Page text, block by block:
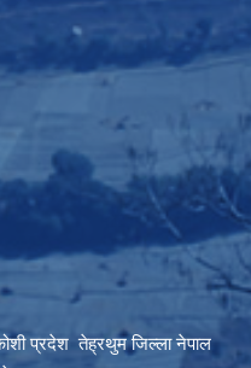
प्रदेश तेह्रथुम जिल्ला नेपाल